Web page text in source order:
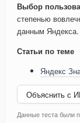
Выбор
степенью
данным Яндекса.
Статьи по теме
Яндекс
Объяснить с
Данные теста были